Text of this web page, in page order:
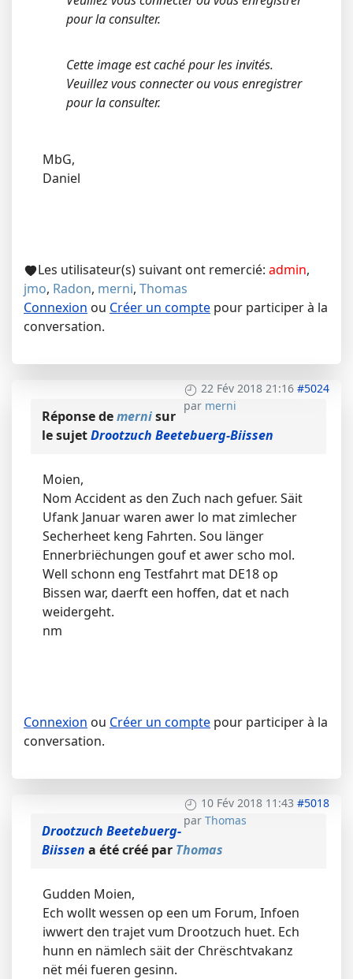
pour la consulter.
Cette image est caché pour les invités.
Veuillez vous connecter ou vous enregistrer
pour la consulter.
MbG,
Daniel
Les utilisateur(s) suivant ont remercié: admin,
jmo, Radon, merni, Thomas
Connexion ou Créer un compte pour participer à la
conversation.
22 Fév 2018 21:16 #5024
par merni
Réponse demernisur
le sujetDrootzuch Beetebuerg-Biissen
Moien,
Nom Accident as den Zuch nach gefuer. Säit
Ufank Januar waren awer lo mat zimlecher
Secherheet keng Fahrten. Sou länger
Ennerbriëchungen gouf et awer scho mol.
Well schonn eng Testfahrt mat DE18 op
Bissen war, daerft een hoffen, dat et nach
weidergeht.
nm
Connexion ou Créer un compte pour participer à la
conversation.
10 Fév 2018 11:43 #5018
par Thomas
Drootzuch Beetebuerg-
Biissen a été créé par Thomas
Gudden Moien,
Ech wollt wessen op een um Forum, Infoen
iwwert den trajet vum Drootzuch huet. Ech
hunn en nämlech säit der Chrëschtvakanz
nët méi fueren gesinn.